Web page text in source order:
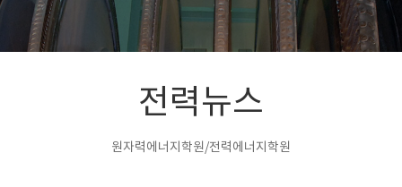
전력뉴스
원자력에너지학원/전력에너지학원